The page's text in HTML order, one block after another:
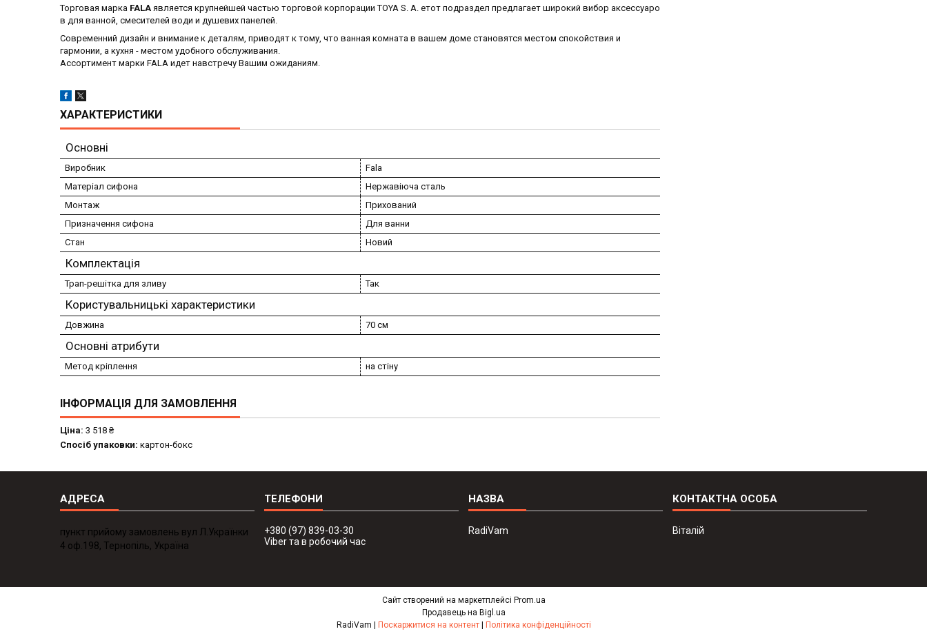
Торговая марка FALA является крупнейшей частью торговой корпорации TOYA S. A. етот подраздел предлагает широкий вибор аксессуаро
в для ванной, смесителей води и душевих панелей.
Современний дизайн и внимание к деталям, приводят к тому, что ванная комната в вашем доме становятся местом спокойствия и
гармонии, а кухня - местом удобного обслуживания.
Ассортимент марки FALA идет навстречу Вашим ожиданиям.
ХАРАКТЕРИСТИКИ
Основні
Виробник
Fala
Матеріал сифона
Нержавіюча сталь
Монтаж
Прихований
Призначення сифона
Для ванни
Стан
Новий
Комплектація
Трап-решітка для зливу Так
Користувальницькі характеристики
Довжина 70 см
Основні атрибути
Метод кріплення на стіну
ІНФОРМАЦІЯ ДЛЯ ЗАМОВЛЕННЯ
Ціна: 3 518 ₴
Спосіб упаковки: картон-бокс
пункт прийому замовлень вул Л.Українки
4 оф.198, Тернопіль, Україна
+380 (97) 839-03-30
Viber та в робочий час
RadiVam Віталій
Сайт створений на маркетплейсі Prom.ua
Продавець на Bigl.ua
Поскаржитися на контент Політика конфіденційності